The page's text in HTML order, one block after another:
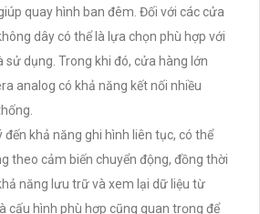
quay hình ban đêm. Đối với các cửa
dây có thể là lựa chọn phù hợp với
sử dụng. Trong khi đó, cửa hàng lớn
analog có khả năng kết nối nhiều
đến khả năng ghi hình liên tục, có thể
theo cảm biến chuyển động, đồng thời
năng lưu trữ và xem lại dữ liệu từ
cấu hình phù hợp cũng quan trọng để